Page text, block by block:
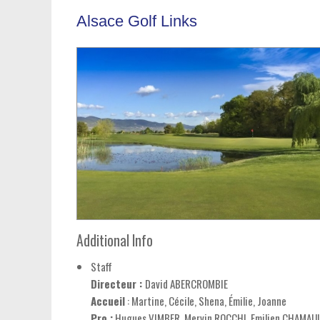
Alsace Golf Links
Additional Info
Staff
Directeur : David ABERCROMBIE
Accueil: Martine, Cécile, Shena, Émilie, Joanne